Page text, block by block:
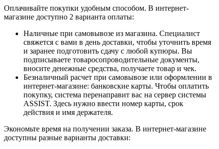
Оплачивайте покупки удобным способом. В интернет-
магазине доступно 2 варианта оплаты:
Наличные при самовывозе из магазина. Специалист
свяжется с вами в день доставки, чтобы уточнить время
и заранее подготовить сдачу с любой купюры. Вы
подписываете товаросопроводительные документы,
вносите денежные средства, получаете товар и чек.
Безналичный расчет при самовывозе или оформлении в
интернет-магазине: банковские карты. Чтобы оплатить
покупку, система перенаправит вас на сервер системы
ASSIST. Здесь нужно ввести номер карты, срок
действия и имя держателя.
Экономьте время на получении заказа. В интернет-магазине
доступны разные варианты доставки: